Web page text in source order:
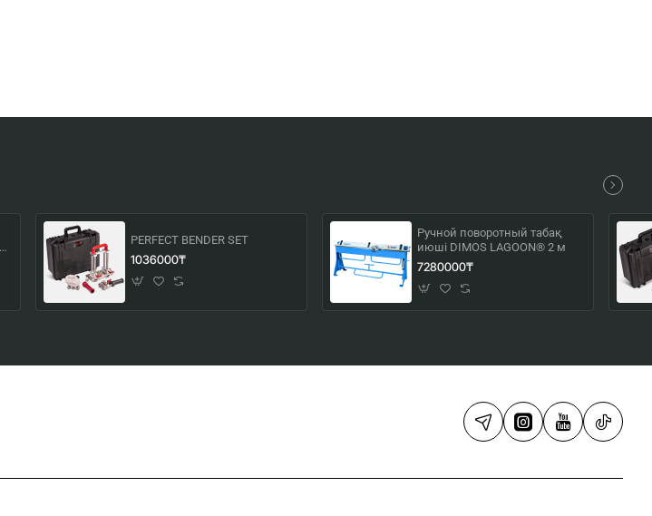
PERFECT BENDER SET
1036000₸
Ручной поворотный табақ
июші DIMOS LAGOON® 2 м
7280000₸